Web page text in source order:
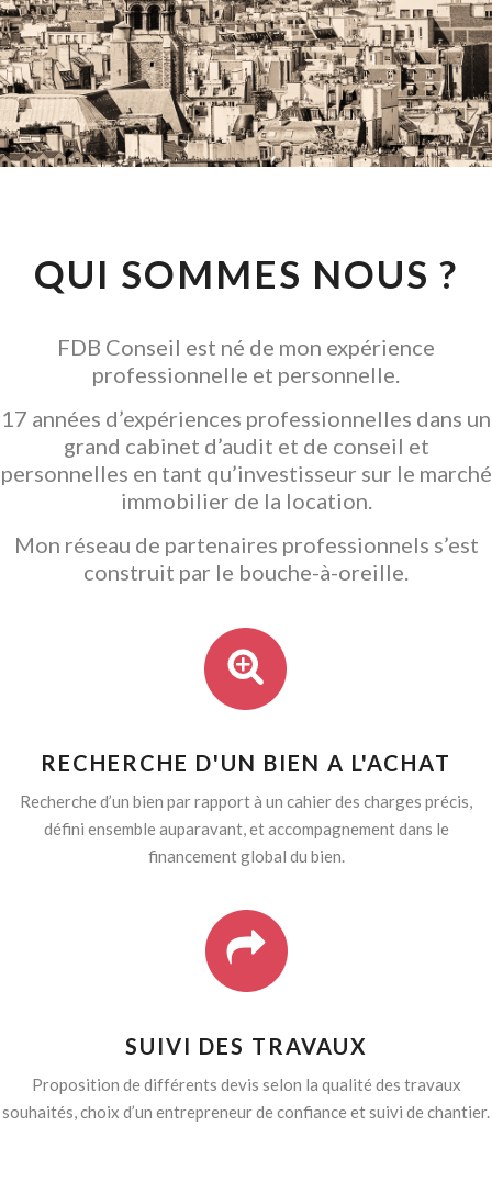
CONSEIL EN
INVESTISSEMENT
LOCATIF
GARANTIR L' ACQUISITION
QUI SOMMES NOUS ?
FDB Conseil est né de mon expérience
professionnelle et personnelle.
17 années d’expériences professionnelles dans un
grand cabinet d’audit et de conseil et
personnelles en tant qu’investisseur sur le marché
immobilier de la location.
Mon réseau de partenaires professionnels s’est
construit par le bouche-à-oreille.
RECHERCHE D'UN BIEN A L'ACHAT
Recherche d’un bien par rapport à un cahier des charges précis,
défini ensemble auparavant, et accompagnement dans le
financement global du bien.
SUIVI DES TRAVAUX
Proposition de différents devis selon la qualité des travaux
souhaités, choix d’un entrepreneur de confiance et suivi de chantier.